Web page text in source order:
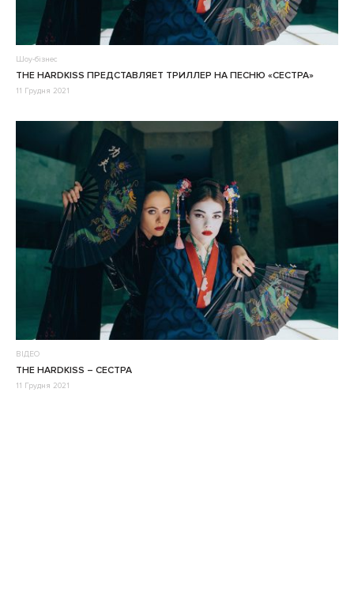
Шоу-бізнес
THE HARDKISS ПРЕДСТАВЛЯЕТ ТРИЛЛЕР НА ПЕСНЮ «СЕСТРА»
11 Грудня 2021
ВІДЕО
THE HARDKISS – СЕСТРА
11 Грудня 2021